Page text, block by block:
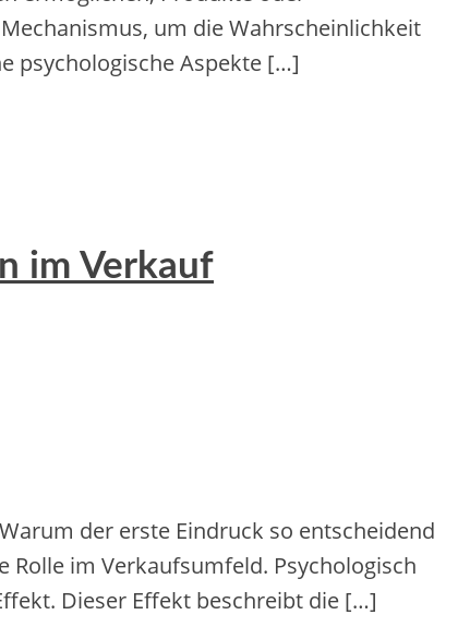
um die Wahrscheinlichkeit
psychologische Aspekte […]
im Verkauf
der erste Eindruck so entscheidend
im Verkaufsumfeld. Psychologisch
Dieser Effekt beschreibt die […]